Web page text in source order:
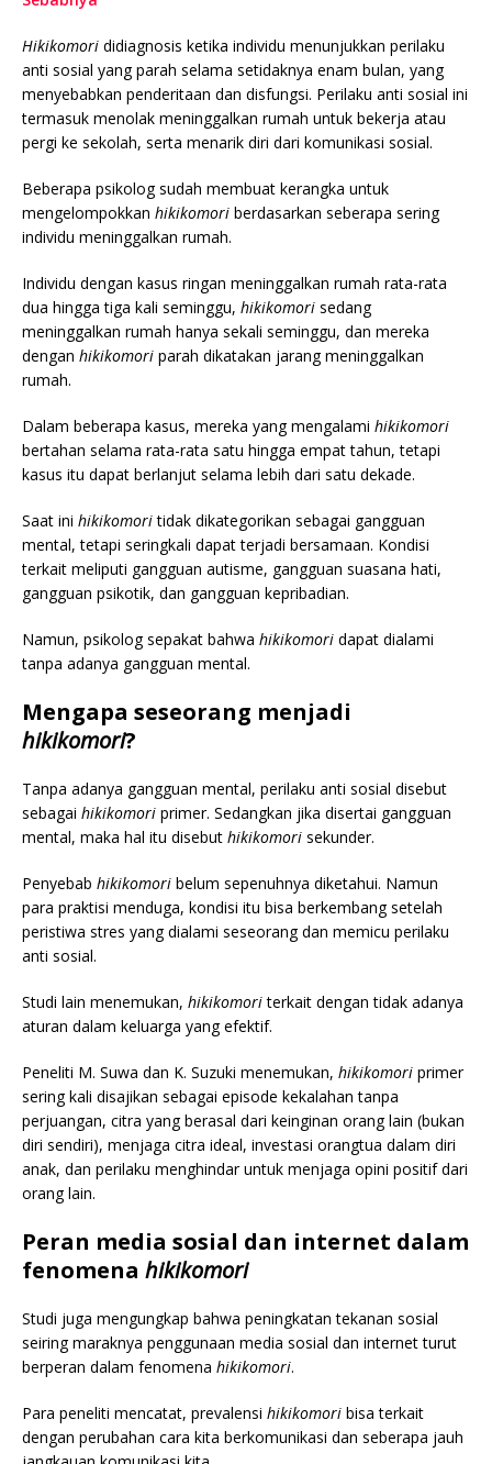
Hikikomori didiagnosis ketika individu menunjukkan perilaku
anti sosial yang parah selama setidaknya enam bulan, yang
menyebabkan penderitaan dan disfungsi. Perilaku anti sosial ini
termasuk menolak meninggalkan rumah untuk bekerja atau
pergi ke sekolah, serta menarik diri dari komunikasi sosial.
Beberapa psikolog sudah membuat kerangka untuk
mengelompokkan hikikomori berdasarkan seberapa sering
individu meninggalkan rumah.
Individu dengan kasus ringan meninggalkan rumah rata-rata
dua hingga tiga kali seminggu, hikikomori sedang
meninggalkan rumah hanya sekali seminggu, dan mereka
dengan hikikomori parah dikatakan jarang meninggalkan
rumah.
Dalam beberapa kasus, mereka yang mengalami hikikomori
bertahan selama rata-rata satu hingga empat tahun, tetapi
kasus itu dapat berlanjut selama lebih dari satu dekade.
Saat ini hikikomoritidak dikategorikan sebagai gangguan
mental, tetapi seringkali dapat terjadi bersamaan. Kondisi
terkait meliputi gangguan autisme, gangguan suasana hati,
gangguan psikotik, dan gangguan kepribadian.
Namun, psikolog sepakat bahwa hikikomori dapat dialami
tanpa adanya gangguan mental.
Mengapa seseorang menjadi
hikikomori?
Tanpa adanya gangguan mental, perilaku anti sosial disebut
sebagai hikikomori primer. Sedangkan jika disertai gangguan
mental, maka hal itu disebut hikikomori sekunder.
Penyebab hikikomori belum sepenuhnya diketahui. Namun
para praktisi menduga, kondisi itu bisa berkembang setelah
peristiwa stres yang dialami seseorang dan memicu perilaku
anti sosial.
Studi lain menemukan, hikikomoriterkait dengan tidak adanya
aturan dalam keluarga yang efektif.
Peneliti M. Suwa dan K. Suzuki menemukan, hikikomori primer
sering kali disajikan sebagai episode kekalahan tanpa
perjuangan, citra yang berasal dari keinginan orang lain (bukan
diri sendiri), menjaga citra ideal, investasi orangtua dalam diri
anak, dan perilaku menghindar untuk menjaga opini positif dari
orang lain.
Peran media sosial dan internet dalam
fenomena hikikomori
Studi juga mengungkap bahwa peningkatan tekanan sosial
seiring maraknya penggunaan media sosial dan internet turut
berperan dalam fenomena hikikomori.
Para peneliti mencatat, prevalensi hikikomori bisa terkait
dengan perubahan cara kita berkomunikasi dan seberapa jauh